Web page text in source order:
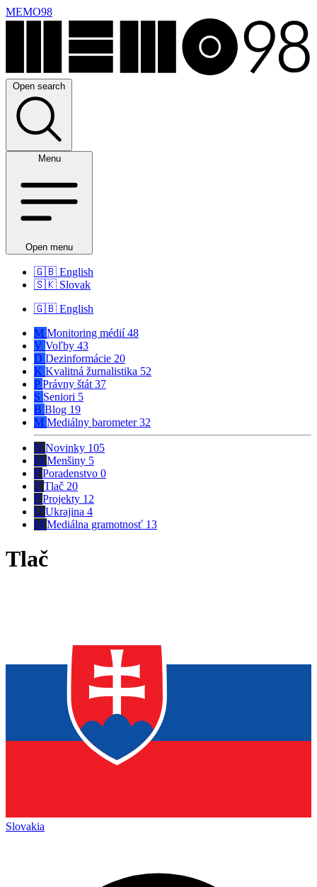
MEMO98
Open search
Menu
Open menu
🇬🇧 English
🇸🇰 Slovak
🇬🇧 English
M Monitoring médií48
V Voľby 43
D Dezinformácie 20
K Kvalitná žurnalistika 52
P Právny štát 37
S Seniori 5
B Blog 19
M Mediálny barometer32
N Novinky 105
M Menšiny 5
PPoradenstvo 0
T Tlač 20
PProjekty 12
U Ukrajina 4
M Mediálna gramotnosť 13
Tlač
Slovakia